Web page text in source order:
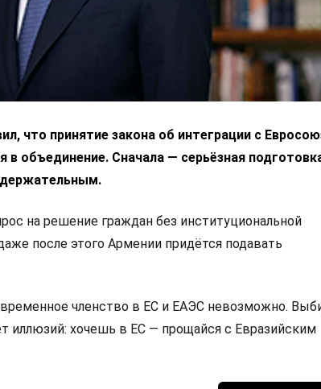
что принятие закона об интеграции с
в объединение. Сначала — серьёзная
на решение граждан без институциональной
после этого Армении придётся подавать
членство в ЕС и ЕАЭС невозможно.
иллюзий: хочешь в ЕС — прощайся с Евразийским